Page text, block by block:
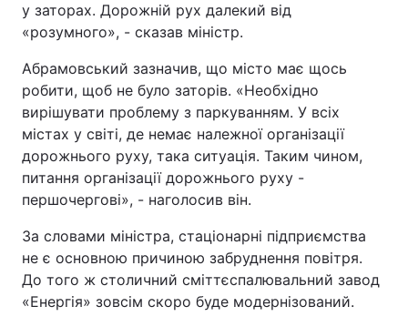
у заторах. Дорожній рух далекий від
«розумного», - сказав міністр.
Абрамовський зазначив, що місто має щось
робити, щоб не було заторів. «Необхідно
вирішувати проблему з паркуванням. У всіх
містах у світі, де немає належної організації
дорожнього руху, така ситуація. Таким чином,
питання організації дорожнього руху -
першочергові», - наголосив він.
За словами міністра, стаціонарні підприємства
не є основною причиною забруднення повітря.
До того ж столичний сміттєспалювальний завод
«Енергія» зовсім скоро буде модернізований.